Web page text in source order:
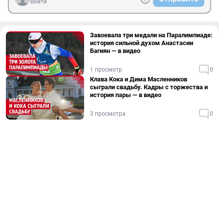
Войти
Завоевала три медали на Паралимпиаде:
история сильной духом Анастасии
Багиян — в видео
1 просмотр 0
Клава Кока и Дима Масленников
сыграли свадьбу. Кадры с торжества и
история пары — в видео
3 просмотра 0